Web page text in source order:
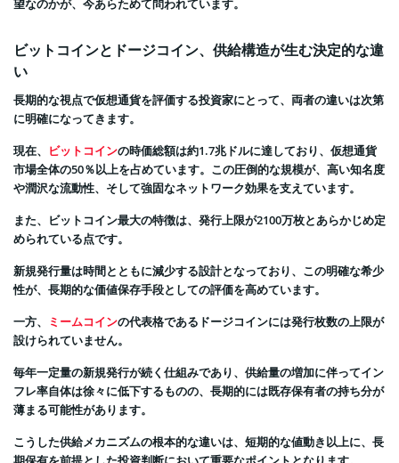
望なのかが、今あらためて問われています。
ビットコインとドージコイン、供給構造が生む決定的な違
い
長期的な視点で仮想通貨を評価する投資家にとって、両者の違いは次第
に明確になってきます。
現在、
ビットコインの時価総額は約1.7兆ドルに達しており、仮想通貨
市場全体の50％以上を占めています。この圧倒的な規模が、高い知名度
や潤沢な流動性、そして強固なネットワーク効果を支えています。
また、ビットコイン最大の特徴は、発行上限が2100万枚とあらかじめ定
められている点です。
新規発行量は時間とともに減少する設計となっており、この明確な希少
性が、長期的な価値保存手段としての評価を高めています。
一方、
ミームコインの代表格であるドージコインには発行枚数の上限が
設けられていません。
毎年一定量の新規発行が続く仕組みであり、供給量の増加に伴ってイン
フレ率自体は徐々に低下するものの、長期的には既存保有者の持ち分が
薄まる可能性があります。
こうした供給メカニズムの根本的な違いは、短期的な値動き以上に、長